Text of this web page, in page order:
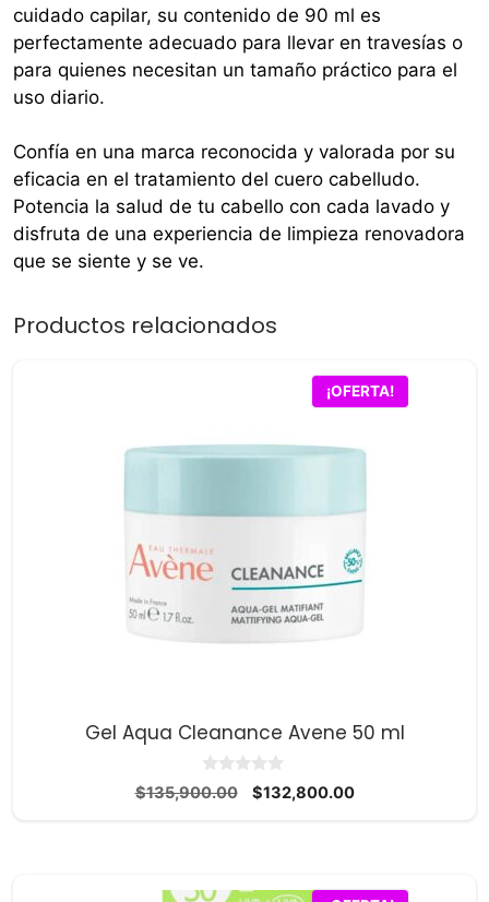
cuidado capilar, su contenido de 90 ml es
perfectamente adecuado para llevar en travesías o
para quienes necesitan un tamaño práctico para el
uso diario.
Confía en una marca reconocida y valorada por su
eficacia en el tratamiento del cuero cabelludo.
Potencia la salud de tu cabello con cada lavado y
disfruta de una experiencia de limpieza renovadora
que se siente y se ve.
Productos relacionados
¡OFERTA!
Gel Aqua Cleanance Avene 50 ml
0
d
$135,900.00
El
$132,800.00El